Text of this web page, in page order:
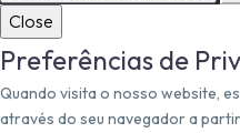
Close
Preferências de
Quando visita o nosso website,
através do seu navegador a